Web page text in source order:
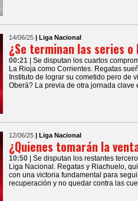
14/06/25 | Liga Nacional
¿Se terminan las series
00:21
| Se disputan los cuartos
La Rioja como Corrientes. Regatas
Instituto de lograr su cometido pero de
Oberá? La previa de otra jornada clave
12/06/25 | Liga Nacional
¿Quienes tomarán la
10:50
| Se disputan los restantes
Liga Nacional. Regatas y Riachuelo,
con una victoria fundamental para
recuperación y no quedar contra las